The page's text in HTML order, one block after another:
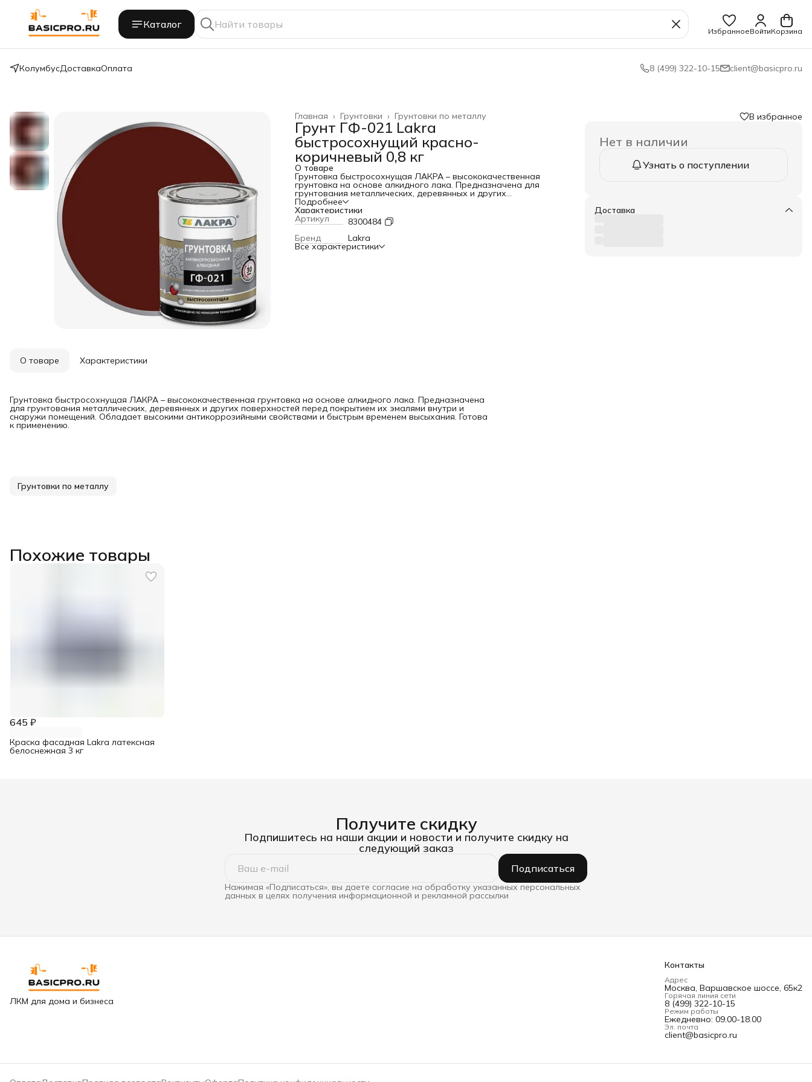
Каталог
ИзбранноеВойтиКорзина
КолумбусДоставкаОплата 8 (499) 322-10-15 client@basicpro.ru
Грунтовки по металлу
Грунтовки ›
Главная ›
Грунт ГФ-021 Lakra
быстросохнущий красно-
коричневый 0,8 кг
О товаре
Грунтовка быстросохнущая ЛАКРА – высококачественная
грунтовка на основе алкидного лака. Предназначена для
грунтования металлических, деревянных и других
поверхностей перед покрытием их эмалями внутри и снаружи
помещений. Обладает высокими антикоррозийными
свойствами и быстрым временем высыхания. Готова к
применению.
Подробнее
Характеристики
Артикул
8300484
Бренд
Lakra
Все характеристики
В избранное
Нет в наличии
Узнать о поступлении
Доставка
О товаре Характеристики
Грунтовка быстросохнущая ЛАКРА – высококачественная грунтовка на основе алкидного лака. Предназначена
для грунтования металлических, деревянных и других поверхностей перед покрытием их эмалями внутри и
снаружи помещений. Обладает высокими антикоррозийными свойствами и быстрым временем высыхания. Готова
к применению.
Грунтовки по металлу
Похожие товары
645 ₽
Краска фасадная Lakra латексная
белоснежная 3 кг
Получите скидку
Подпишитесь на наши акции и новости и получите скидку на
следующий заказ
Подписаться
Нажимая «Подписаться», вы даете согласие на обработку указанных персональных
данных в целях получения информационной и рекламной рассылки
ЛКМ для дома и бизнеса
Контакты
Адрес
Москва, Варшавское шоссе, 65к2
Горячая линия сети
8 (499) 322-10-15
Режим работы
Ежедневно: 09.00-18.00
Эл. почта
client@basicpro.ru